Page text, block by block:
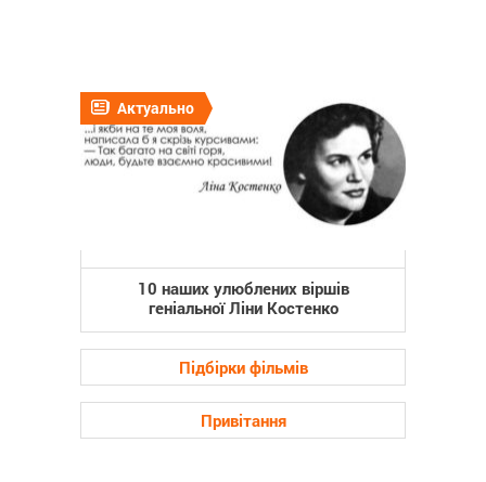
Актуально
10 наших улюблених віршів
геніальної Ліни Костенко
Підбірки фільмів
Привітання